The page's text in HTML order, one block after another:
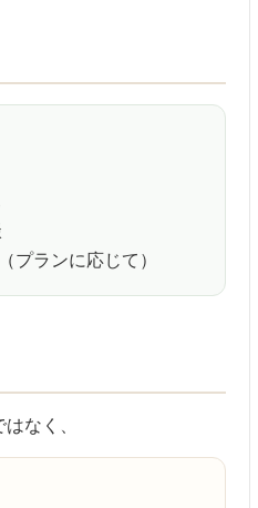
プランに応じて）
なく、